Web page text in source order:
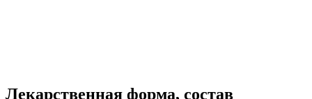
Лекарственная форма, состав